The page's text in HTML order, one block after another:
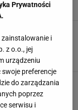
05:00
po debacie u
Prywatności
zainstalowanie i
z o.o., jej
urządzeniu
preferencje
do zarządzania
poprzez
serwisu i